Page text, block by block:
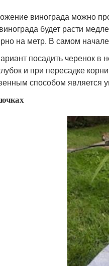
винограда можно
будет расти
на метр. В самом
посадить черенок в
и при пересадке
способом является